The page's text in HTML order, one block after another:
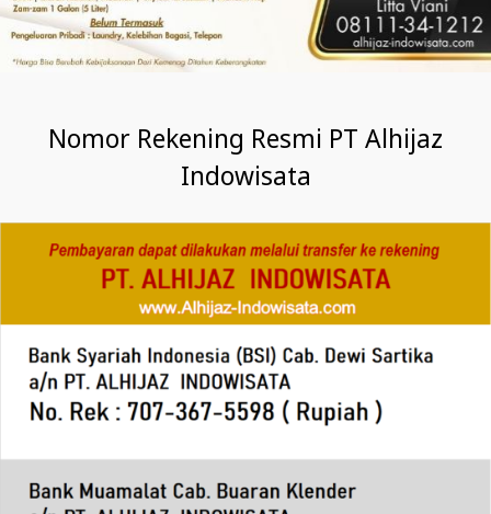
Nomor Rekening Resmi PT Alhijaz
Indowisata